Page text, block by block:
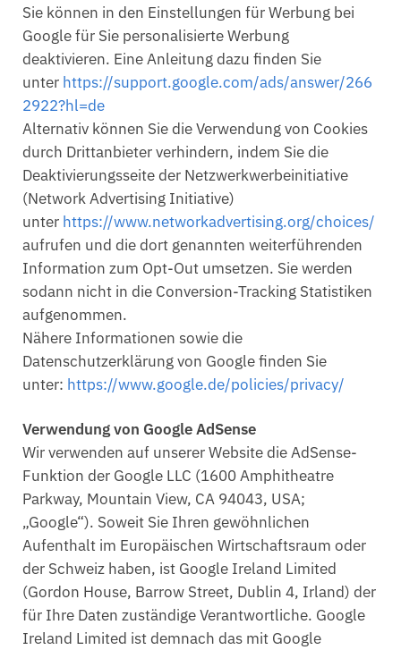
Sie können in den Einstellungen für Werbung bei
Google für Sie personalisierte Werbung
deaktivieren. Eine Anleitung dazu finden Sie
unter https://support.google.com/ads/answer/266
2922?hl=de
Alternativ können Sie die Verwendung von Cookies
durch Drittanbieter verhindern, indem Sie die
Deaktivierungsseite der Netzwerkwerbeinitiative
(Network Advertising Initiative)
unter https://www.networkadvertising.org/choices/
aufrufen und die dort genannten weiterführenden
Information zum Opt-Out umsetzen. Sie werden
sodann nicht in die Conversion-Tracking Statistiken
aufgenommen.
Nähere Informationen sowie die
Datenschutzerklärung von Google finden Sie
unter: https://www.google.de/policies/privacy/
Verwendung von Google AdSense
Wir verwenden auf unserer Website die AdSense-
Funktion der Google LLC (1600 Amphitheatre
Parkway, Mountain View, CA 94043, USA;
„Google“). Soweit Sie Ihren gewöhnlichen
Aufenthalt im Europäischen Wirtschaftsraum oder
der Schweiz haben, ist Google Ireland Limited
(Gordon House, Barrow Street, Dublin 4, Irland) der
für Ihre Daten zuständige Verantwortliche. Google
Ireland Limited ist demnach das mit Google